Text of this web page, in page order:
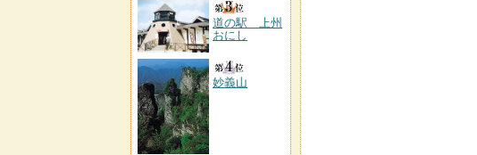
道の駅 上州
おにし
妙義山